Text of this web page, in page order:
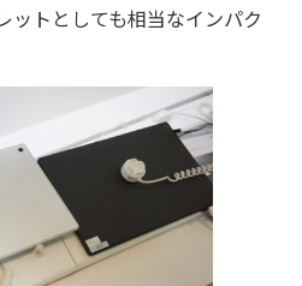
ットとしても相当なインパク